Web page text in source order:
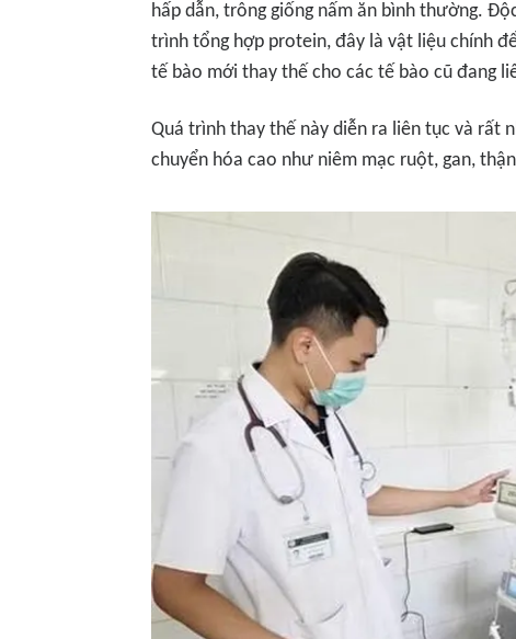
hấp dẫn, trông giống nấm ăn bình thường.
trình tổng hợp protein, đây là vật liệu chính
tế bào mới thay thế cho các tế bào cũ đang
Quá trình thay thế này diễn ra liên tục và rất
chuyển hóa cao như niêm mạc ruột, gan,